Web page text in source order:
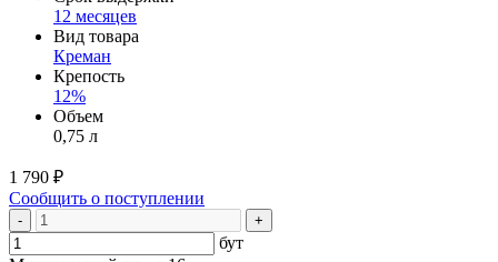
12 месяцев
Вид товара
Креман
Крепость
12%
Объем
0,75 л
1 790 ₽
Сообщить о поступлении
- +
бут